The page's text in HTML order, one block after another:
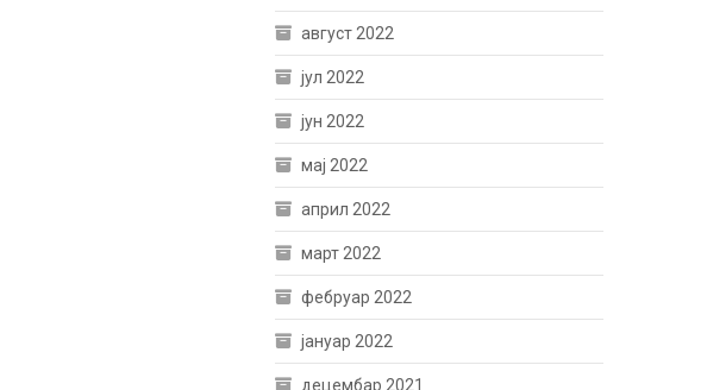
август 2022
јул 2022
јун 2022
мај 2022
април 2022
март 2022
фебруар 2022
јануар 2022
децембар 2021